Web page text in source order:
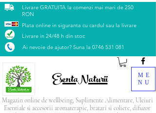
EsentaNaturii
Livrare GRATUITA la comenzi mai mari de 250
RON
Plata online in siguranta cu cardul sau la livrare
Livrare in 24/48 h din stoc
Ai nevoie de ajutor? Suna la 0746 531 081
ME
NU
Magazin online de wellbeing, Suplimente Alimentare, Uleiuri
Esentiale si accesorii aromaterapie, bratari si coliere, difuzor